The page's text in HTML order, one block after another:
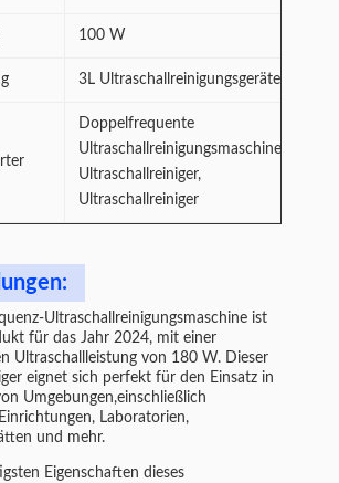
100 W
3L Ultraschallreinigungsgeräte
Doppelfrequente
Ultraschallreinigungsmaschine,
Ultraschallreiniger,
Ultraschallreiniger
Ultraschallreinigungsmaschine ist
für das Jahr 2024, mit einer
Ultraschallleistung von 180 W. Dieser
eignet sich perfekt für den Einsatz in
Umgebungen,einschließlich
Laboratorien,
und mehr.
Eigenschaften dieses